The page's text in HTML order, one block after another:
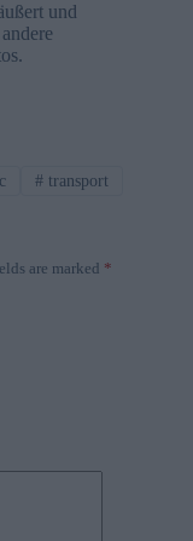
und
# transport
are marked *